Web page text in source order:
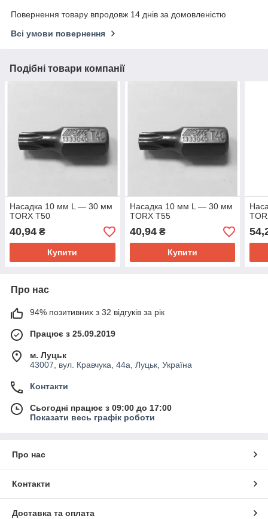
Повернення товару впродовж 14 днів за домовленістю
Всі умови повернення
Подібні товари компанії
Насадка 10 мм L — 30 мм
TORX T50
40,94 ₴
Купити
Насадка 10 мм L — 30 мм
TORX T55
40,94₴
Купити
Про нас
94% позитивних з 32 відгуків за рік
Працює з 25.09.2019
м. Луцьк
43007, вул. Кравчука, 44а, Луцьк, Україна
Контакти
Сьогодні працює з 09:00 до 17:00
Показати весь графік роботи
Про нас
Контакти
Доставка та оплата